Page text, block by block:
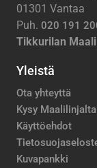
01301 Vantaa
Puh. 020 191
Tikkurilan
Yleistä
Ota yhteyttä
Kysy Maalilinjalta
Käyttöehdot
Kuvapankki